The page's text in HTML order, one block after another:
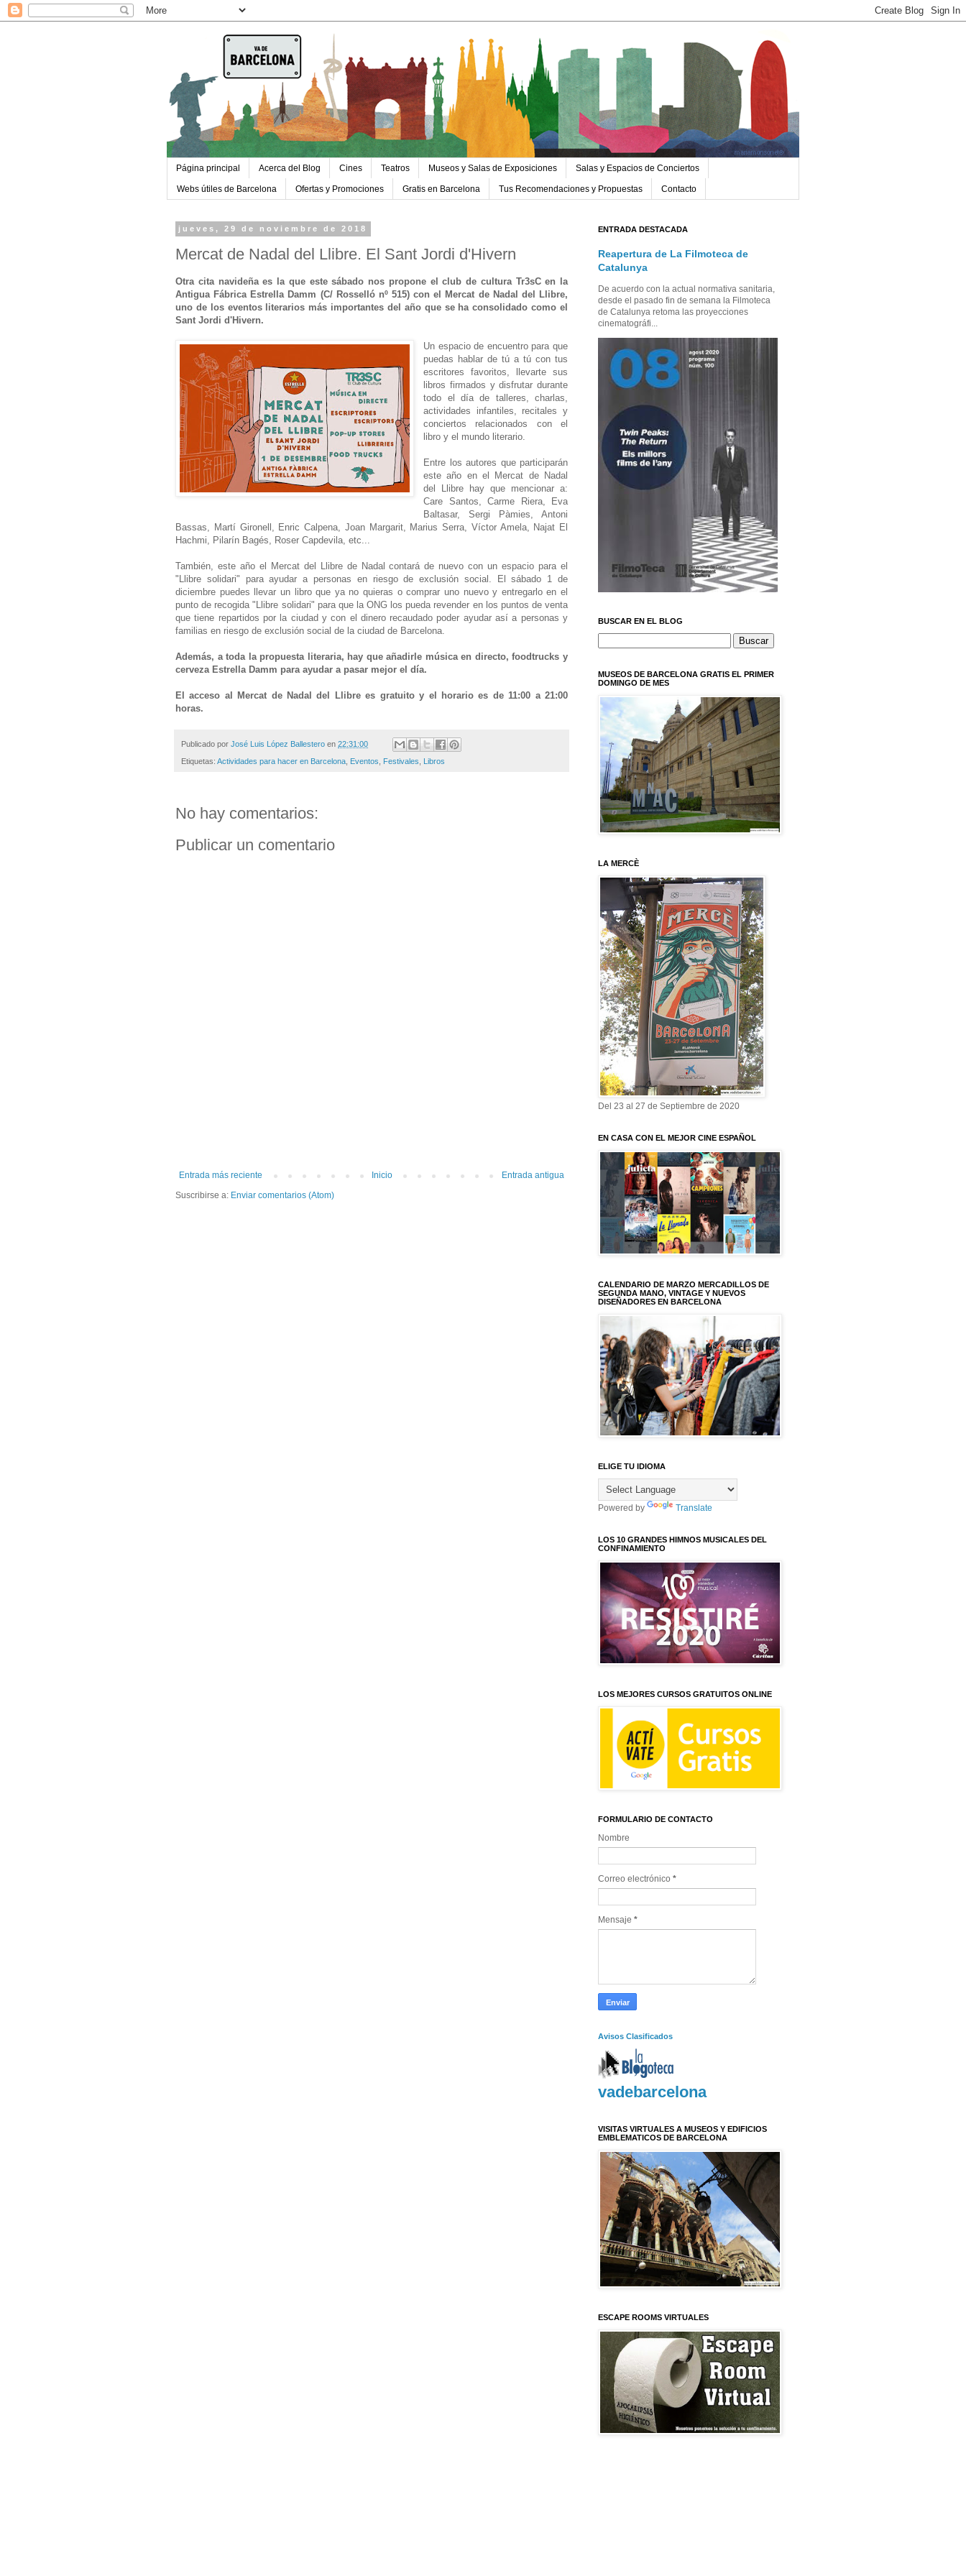
Página principal Acerca del Blog Cines Teatros Museos y Salas de Exposiciones Salas y Espacios de Conciertos
Webs útiles de Barcelona Ofertas y Promociones Gratis en Barcelona Tus Recomendaciones y Propuestas Contacto
jueves, 29 de noviembre de 2018
Mercat de Nadal del Llibre. El Sant Jordi d'Hivern
Otra cita navideña es la que este sábado nos propone el club de cultura Tr3sC en la
Antigua Fábrica Estrella Damm (C/ Rosselló nº 515) con el Mercat de Nadal del Llibre,
uno de los eventos literarios más importantes del año que se ha consolidado como el
Sant Jordi d'Hivern.
Un espacio de encuentro para que
puedas hablar de tú a tú con tus
escritores favoritos, llevarte sus
libros firmados y disfrutar durante
todo el día de talleres, charlas,
actividades infantiles, recitales y
conciertos relacionados con el
libro y el mundo literario.
Entre los autores que participarán
este año en el Mercat de Nadal
del Llibre hay que mencionar a:
Care Santos, Carme Riera, Eva
Baltasar, Sergi Pàmies, Antoni
Bassas, Martí Gironell, Enric Calpena, Joan Margarit, Marius Serra, Víctor Amela, Najat El
Hachmi, Pilarín Bagés, Roser Capdevila, etc...
También, este año el Mercat del Llibre de Nadal contará de nuevo con un espacio para el
"Llibre solidari" para ayudar a personas en riesgo de exclusión social. El sábado 1 de
diciembre puedes llevar un libro que ya no quieras o comprar uno nuevo y entregarlo en el
punto de recogida "Llibre solidari" para que la ONG los pueda revender en los puntos de venta
que tiene repartidos por la ciudad y con el dinero recaudado poder ayudar así a personas y
familias en riesgo de exclusión social de la ciudad de Barcelona.
Además, a toda la propuesta literaria, hay que añadirle música en directo, foodtrucks y
cerveza Estrella Damm para ayudar a pasar mejor el día.
El acceso al Mercat de Nadal del Llibre es gratuito y el horario es de 11:00 a 21:00
horas.
Publicado por José Luis López Ballestero en 22:31:00
Etiquetas: Actividades para hacer en Barcelona Eventos Festivales Libros
No hay comentarios:
Publicar un comentario
Entrada más reciente Entrada antigua
Inicio
Suscribirse a: Enviar comentarios (Atom)
ENTRADA DESTACADA
Reapertura de La Filmoteca de
Catalunya
De acuerdo con la actual normativa sanitaria,
desde el pasado fin de semana la Filmoteca
de Catalunya retoma las proyecciones
cinematográfi...
BUSCAR EN EL BLOG
MUSEOS DE BARCELONA GRATIS EL PRIMER
DOMINGO DE MES
LA MERCÈ
Del 23 al 27 de Septiembre de 2020
EN CASA CON EL MEJOR CINE ESPAÑOL
CALENDARIO DE MARZO MERCADILLOS DE
SEGUNDA MANO, VINTAGE Y NUEVOS
DISEÑADORES EN BARCELONA
ELIGE TU IDIOMA
Powered by Translate
LOS 10 GRANDES HIMNOS MUSICALES DEL
CONFINAMIENTO
LOS MEJORES CURSOS GRATUITOS ONLINE
FORMULARIO DE CONTACTO
Nombre
Correo electrónico *
Mensaje *
Avisos Clasificados
vadebarcelona
VISITAS VIRTUALES A MUSEOS Y EDIFICIOS
EMBLEMATICOS DE BARCELONA
ESCAPE ROOMS VIRTUALES